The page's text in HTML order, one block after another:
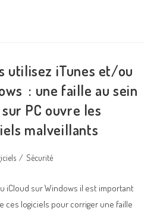
utilisez iTunes et/ou
: une faille au sein
PC ouvre les
malveillants
/ Sécurité
iCloud sur Windows il est important
ces logiciels pour corriger une faille